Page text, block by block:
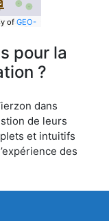
of GEO-
pour la
?
dans
de leurs
et intuitifs
des